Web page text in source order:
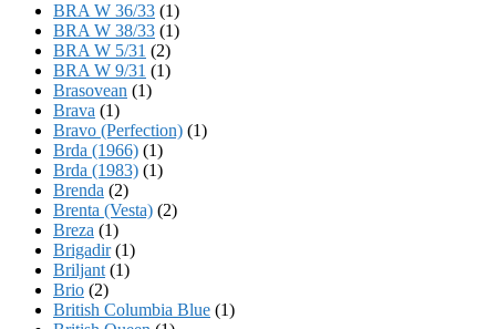
BRA W 36/33 (1)
BRA W 38/33 (1)
BRA W 5/31 (2)
BRA W 9/31 (1)
Brasovean (1)
Brava (1)
Bravo (Perfection) (1)
Brda (1966) (1)
Brda (1983) (1)
Brenda (2)
Brenta (Vesta) (2)
Breza (1)
Brigadir(1)
Briljant (1)
Brio (2)
British Columbia Blue (1)